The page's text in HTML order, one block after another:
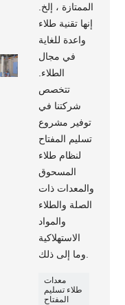
الممتازة ، إلخ.
إنها تقنية طلاء
واعدة للغاية
في مجال
الطلاء.
تتخصص
شركتنا في
توفير مشروع
تسليم المفتاح
لنظام طلاء
المسحوق
والمعدات ذات
الصلة والطلاء
والمواد
الاستهلاكية
معدات
طلاء تسليم
المفتاح